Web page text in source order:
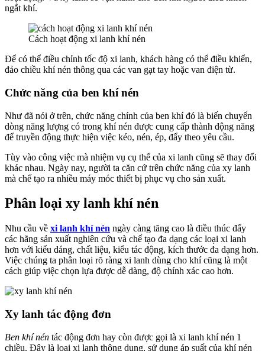
ngắt khí.
Cách hoạt động xi lanh khí nén
Để có thể điều chỉnh tốc độ xi lanh, khách hàng có thể điều khiển,
đảo chiều khí nén thông qua các van gạt tay hoặc van điện từ.
Chức năng của ben khí nén
Như đã nói ở trên, chức năng chính của ben khí đó là biến chuyển
dòng năng lượng có trong khí nén được cung cấp thành động năng
để truyền động thực hiện việc kéo, nén, ép, đẩy theo yêu cầu.
Tùy vào công việc mà nhiệm vụ cụ thể của xi lanh cũng sẽ thay đổi
khác nhau. Ngày nay, người ta căn cứ trên chức năng của xy lanh
mà chế tạo ra nhiều máy móc thiết bị phục vụ cho sản xuất.
Phân loại xy lanh khí nén
Nhu cầu về xi lanh khí nén ngày càng tăng cao là điều thúc đẩy
các hãng sản xuất nghiên cứu và chế tạo đa dạng các loại xi lanh
hơn với kiểu dáng, chất liệu, kiểu tác động, kích thước đa dạng hơn.
Việc chúng ta phân loại rõ ràng xi lanh dùng cho khí cũng là một
cách giúp việc chọn lựa được dễ dàng, độ chính xác cao hơn.
Xy lanh tác động đơn
Ben khí nén tác động đơn hay còn được gọi là xi lanh khí nén 1
chiều. Đây là loại xi lanh thông dụng, sử dụng áp suất của khí nén